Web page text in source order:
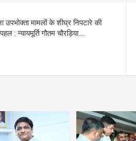
a
m
n
k
उपभोक्ता मामलों के शीघ्र निपटारे की
: न्यायमूर्ति गौतम चौरड़िया….